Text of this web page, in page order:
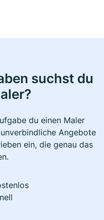
suchst du
du einen Maler
Angebote
ein, die genau das